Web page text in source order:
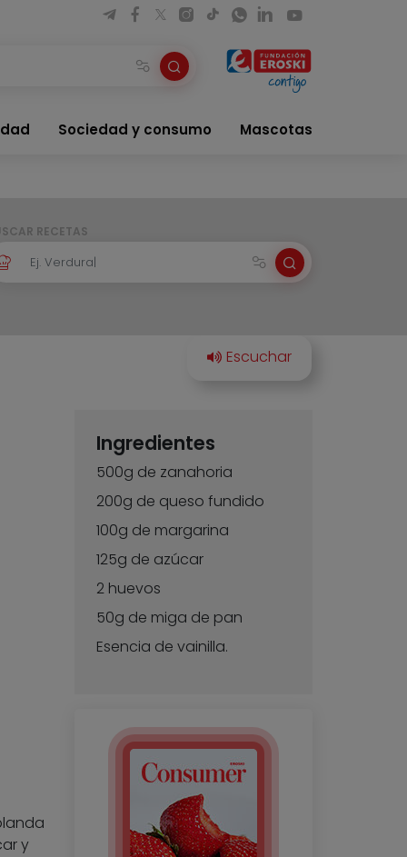
Sociedad y consumo Mascotas
RECETAS
y
Ingredientes
500g de zanahoria
200g de queso fundido
100g de margarina
125g de azúcar
2 huevos
50g de miga de pan
Esencia de vainilla.